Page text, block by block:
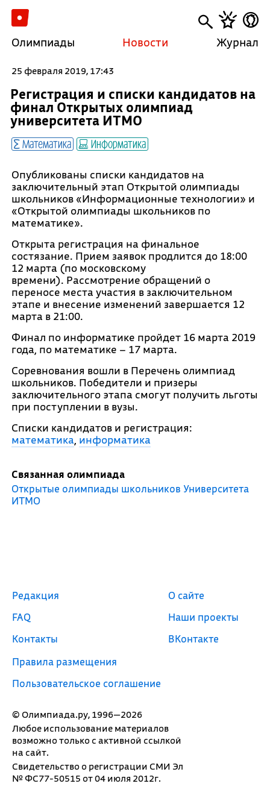
Олимпиады Новости Журнал
25 февраля 2019, 17:43
Регистрация и списки кандидатов на
финал Открытых олимпиад
университета ИТМО
Математика Информатика
Опубликованы списки кандидатов на
заключительный этап Открытой олимпиады
школьников «Информационные технологии» и
«Открытой олимпиады школьников по
математике».
Открыта регистрация на финальное
состязание. Прием заявок продлится до 18:00
12 марта (по московскому
времени). Рассмотрение обращений о
переносе места участия в заключительном
этапе и внесение изменений завершается 12
марта в 21:00.
Финал по информатике пройдет 16 марта 2019
года, по математике – 17 марта.
Соревнования вошли в Перечень олимпиад
школьников. Победители и призеры
заключительного этапа смогут получить льготы
при поступлении в вузы.
Списки кандидатов и регистрация:
математика, информатика
Связанная олимпиада
Открытые олимпиады школьников Университета
ИТМО
© Олимпиада.ру, 1996—2026
Любое использование материалов
возможно только с активной ссылкой
на сайт.
Свидетельство о регистрации СМИ Эл
№ ФС77-50515 от 04 июля 2012г.
Редакция
FAQ
Контакты
Правила размещения
Пользовательское соглашение
О сайте
Наши проекты
ВКонтакте